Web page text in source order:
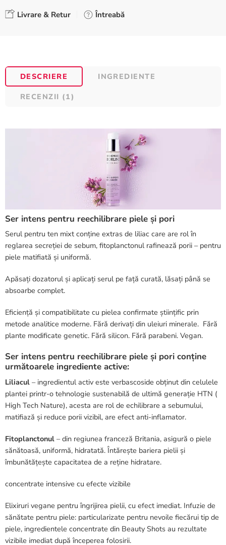
Livrare & Retur Întreabă
DESCRIERE
INGREDIENTE
RECENZII (1)
Ser intens pentru reechilibrare piele și pori
Serul pentru ten mixt conține extras de liliac care are rol în
reglarea secreției de sebum, fitoplanctonul rafinează porii – pentru
piele matifiată și uniformă.
Apăsați dozatorul și aplicați serul pe față curată, lăsați până se
absoarbe complet.
Eficiență și compatibilitate cu pielea confirmate științific prin
metode analitice moderne. Fără derivați din uleiuri minerale. Fără
plante modificate genetic. Fără silicon. Fără parabeni. Vegan.
Ser intens pentru reechilibrare piele și pori conține
următoarele ingrediente active:
Liliacul – ingredientul activ este verbascoside obținut din celulele
plantei printr-o tehnologie sustenabilă de ultimă generație HTN (
High Tech Nature), acesta are rol de echilibrare a sebumului,
matifiază și reduce porii vizibil, are efect anti-inflamator.
Fitoplanctonul – din regiunea franceză Britania, asigură o piele
sănătoasă, uniformă, hidratată. Întărește bariera pielii și
îmbunătățește capacitatea de a reține hidratare.
concentrate intensive cu efecte vizibile
Elixiruri vegane pentru îngrijirea pielii, cu efect imediat. Infuzie de
sănătate pentru piele: particularizate pentru nevoile fiecărui tip de
piele, ingredientele concentrate din Beauty Shots au rezultate
vizibile imediat după începerea folosirii.